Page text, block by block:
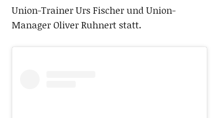
Union-Trainer Urs Fischer und Union-
Manager Oliver Ruhnert statt.